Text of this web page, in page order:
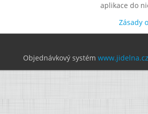
aplikace do
Zásady
Objednávkový systém www.jidelna.cz